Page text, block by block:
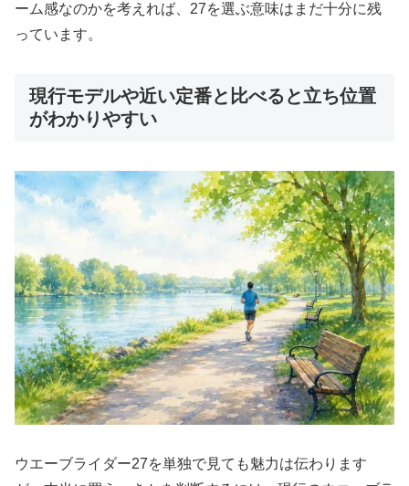
ーム感なのかを考えれば、27を選ぶ意味はまだ十分に残
っています。
現行モデルや近い定番と比べると立ち位置
がわかりやすい
ウエーブライダー27を単独で見ても魅力は伝わります